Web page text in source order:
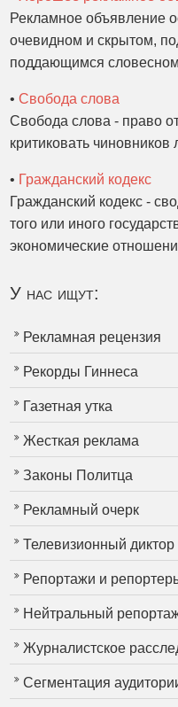
Рекламное объявление
очевидном и скрытом,
поддающимся
•Свобода слова
Свобода слова - право
критиковать чиновников
• Гражданский кодекс
Гражданский кодекс -
того или иного
экономические
У нас ищут:
Рекламная рецензия
Рекорды Гиннеса
Газетная утка
Жесткая реклама
Законы Политца
Рекламный очерк
Телевизионный диктор
Репортажи и
Нейтральный
Журналистское
Сегментация